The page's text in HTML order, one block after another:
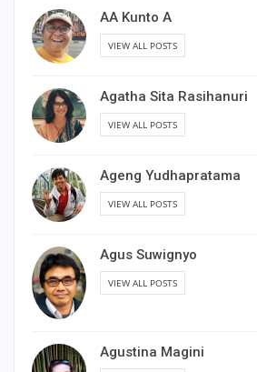
AA Kunto A
VIEW ALL POSTS
Agatha Sita Rasihanuri
VIEW ALL POSTS
Ageng Yudhapratama
VIEW ALL POSTS
Agus Suwignyo
VIEW ALL POSTS
Agustina Magini